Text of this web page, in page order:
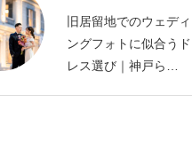
旧居留地でのウェディ
ングフォトに似合うド
レス選び｜神戸ら…